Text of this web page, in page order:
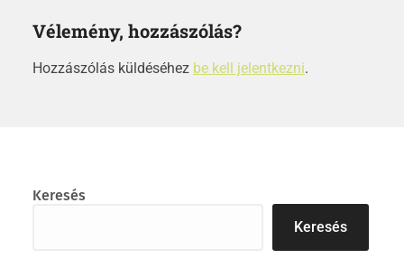
Vélemény, hozzászólás?
Hozzászólás küldéséhez be kell jelentkezni.
Keresés
Keresés